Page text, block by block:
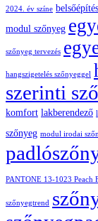
2024. év színe
modul szőnyeg
szőnyeg tervezés
hangszigetelés szőnyeggel
szerinti
komfort lakberendező
szőnyeg modul irodai
PANTONE 13-1023 Peach
szőnyegtrend